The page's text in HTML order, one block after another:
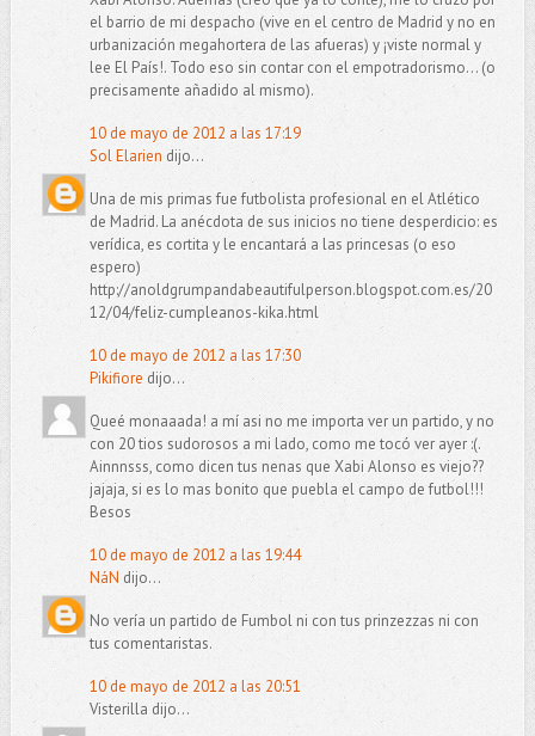
el barrio de mi despacho (vive en el centro de Madrid y no en
urbanización megahortera de las afueras) y ¡viste normal y
lee El País!. Todo eso sin contar con el empotradorismo... (o
precisamente añadido al mismo).
10 de mayo de 2012 a las 17:19
Sol Elarien dijo...
Una de mis primas fue futbolista profesional en el Atlético
de Madrid. La anécdota de sus inicios no tiene desperdicio: es
verídica, es cortita y le encantará a las princesas (o eso
espero)
http://anoldgrumpandabeautifulperson.blogspot.com.es/20
12/04/feliz-cumpleanos-kika.html
10 de mayo de 2012 a las 17:30
Pikifiore dijo...
Queé monaaada! a mí asi no me importa ver un partido, y no
con 20 tios sudorosos a mi lado, como me tocó ver ayer :(.
Ainnnsss, como dicen tus nenas que Xabi Alonso es viejo??
jajaja, si es lo mas bonito que puebla el campo de futbol!!!
Besos
10 de mayo de 2012 a las 19:44
NáN dijo...
No vería un partido de Fumbol ni con tus prinzezzas ni con
tus comentaristas.
10 de mayo de 2012 a las 20:51
Visterilla dijo...